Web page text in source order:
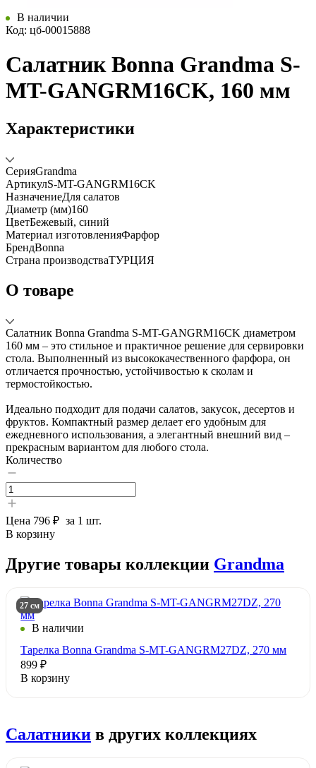
В наличии
Код: цб-00015888
Салатник Bonna Grandma S-
MT-GANGRM16CK, 160 мм
Характеристики
СерияGrandma
АртикулS-MT-GANGRM16CK
НазначениеДля салатов
Диаметр (мм)160
ЦветБежевый, синий
Материал изготовленияФарфор
БрендBonna
Страна производстваТУРЦИЯ
О товаре
Салатник Bonna Grandma S-MT-GANGRM16CK диаметром
160 мм – это стильное и практичное решение для сервировки
стола. Выполненный из высококачественного фарфора, он
отличается прочностью, устойчивостью к сколам и
термостойкостью.
Идеально подходит для подачи салатов, закусок, десертов и
фруктов. Компактный размер делает его удобным для
ежедневного использования, а элегантный внешний вид –
прекрасным вариантом для любого стола.
Количество
Цена 796 ₽ за 1 шт.
В корзину
Другие товары коллекции Grandma
27 см
В наличии
Тарелка Bonna Grandma S-MT-GANGRM27DZ, 270 мм
899 ₽
В корзину
Салатники в других коллекциях